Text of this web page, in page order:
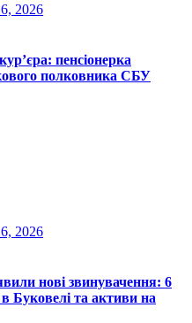
2026
пенсіонерка
полковника СБУ
2026
нові звинувачення: 6
Буковелі та активи на